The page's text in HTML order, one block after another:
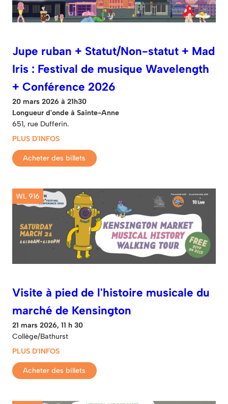
Jupe ruban + Statut/Non-statut + Mad
Iris : Festival de musique Wavelength
+ Conférence 2026
20 mars 2026 à 21h30
Longueur d'onde à Sainte-Anne
651, rue Dufferin.
PLUS D'INFOS
Acheter des billets
WL 916
Visite à pied de l'histoire musicale du
marché de Kensington
21 mars 2026, 11 h 30
Collège/Bathurst
PLUS D'INFOS
Acheter des billets